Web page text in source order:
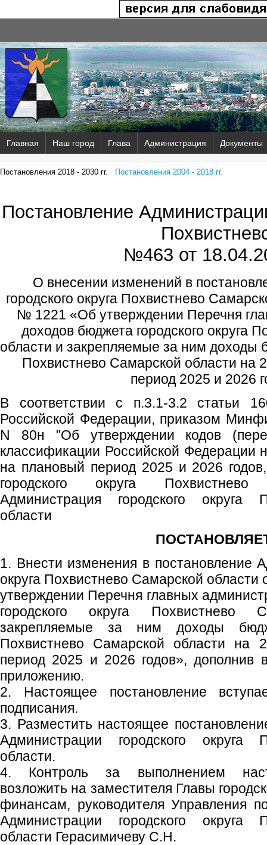
Главная Наш город Глава Администрация Документы
Постановления 2018 - 2030 гг. Постановления 2004 - 2018 гг.
Постановление
№463 от
О внесении изменений в
городского округа Похвистнево
№ 1221 «Об утверждении Перечня
доходов бюджета городского округа
области и закрепляемые за ним доходы
Похвистнево Самарской области на
период 2025 и 2026
В соответствии с п.3.1-3.2 статьи
Российской Федерации, приказом
N 80н "Об утверждении кодов
классификации Российской Федерации
на плановый период 2025 и 2026
городского округа
Администрация городского округа
области
1. Внести изменения в постановление
округа Похвистнево Самарской
утверждении Перечня главных
городского округа Похвистнево
закрепляемые за ним доходы
Похвистнево Самарской области на
период 2025 и 2026 годов», дополнив
приложению.
2. Настоящее постановление
подписания.
3. Разместить настоящее
Администрации городского округа
области.
4. Контроль за выполнением
возложить на заместителя Главы
финансам, руководителя Управления
Администрации городского округа
области Герасимичеву С.Н.